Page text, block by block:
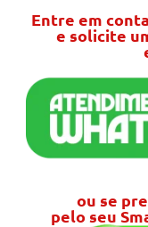
Entre em
e solicite
ou se
pelo seu